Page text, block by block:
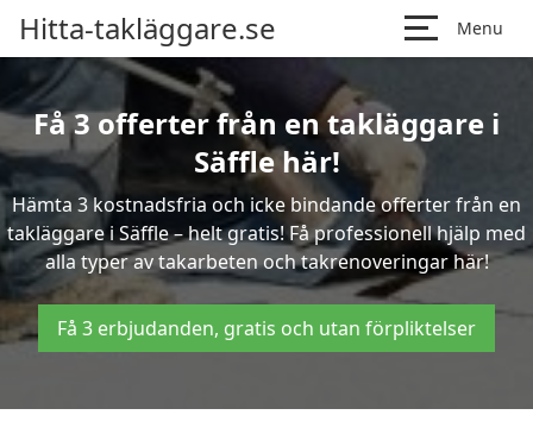
Hitta-takläggare.se Menu
Få 3 offerter från en takläggare i
Säffle här!
Hämta 3 kostnadsfria och icke bindande offerter från en
takläggare i Säffle – helt gratis! Få professionell hjälp med
alla typer av takarbeten och takrenoveringar här!
Få 3 erbjudanden, gratis och utan förpliktelser